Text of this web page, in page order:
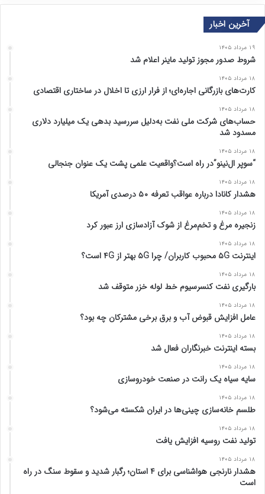
ح
ی
ح
ی
آخرین اخبار
۱۹ مرداد ۱۴۰۵
شروط صدور مجوز تولید ماینر اعلام شد
۱۸ مرداد ۱۴۰۵
کارت‌های بازرگانی اجاره‌ای؛ از فرار ارزی تا اخلال در ساختاری اقتصادی
۱۸ مرداد ۱۴۰۵
حساب‌های شرکت ملی نفت به‌دلیل سررسید بدهی یک میلیارد دلاری
مسدود شد
۱۸ مرداد ۱۴۰۵
“سوپر ال‌نینو”در راه است؟واقعیت علمی پشت یک عنوان جنجالی
۱۸ مرداد ۱۴۰۵
هشدار کانادا درباره عواقب تعرفه ۵۰ درصدی آمریکا
۱۸ مرداد ۱۴۰۵
زنجیره مرغ و تخم‌مرغ از شوک آزادسازی ارز عبور کرد
۱۸ مرداد ۱۴۰۵
اینترنت ۵G محبوب کاربران/ چرا ۵G بهتر از ۴G است؟
۱۸ مرداد ۱۴۰۵
بارگیری نفت کنسرسیوم خط لوله خزر متوقف شد
۱۸ مرداد ۱۴۰۵
عامل افزایش قبوض آب و برق برخی مشترکان چه بود؟
۱۸ مرداد ۱۴۰۵
بسته اینترنت خبرنگاران فعال شد
۱۸ مرداد ۱۴۰۵
سایه سیاه یک رانت در صنعت خودروسازی
۱۸ مرداد ۱۴۰۵
طلسم خانه‌سازی چینی‌ها در ایران شکسته می‌شود؟
۱۸ مرداد ۱۴۰۵
تولید نفت روسیه افزایش یافت
۱۸ مرداد ۱۴۰۵
هشدار نارنجی هواشناسی برای ۴ استان؛ رگبار شدید و سقوط سنگ در راه
است